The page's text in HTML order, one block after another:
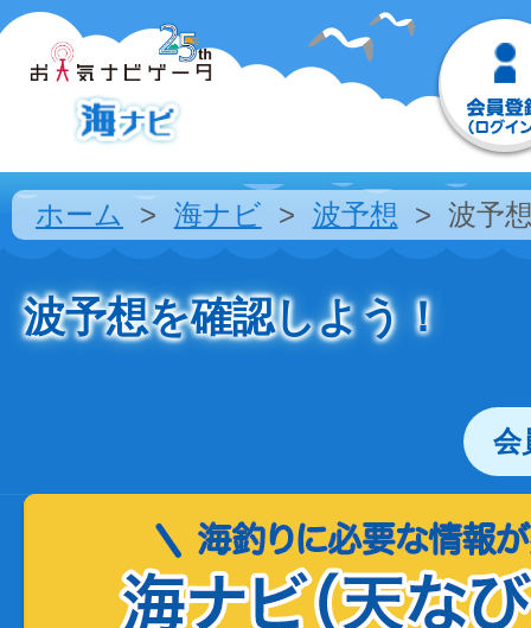
ホーム 海ナビ 波予想 波予
波予想を確認しよう！
会